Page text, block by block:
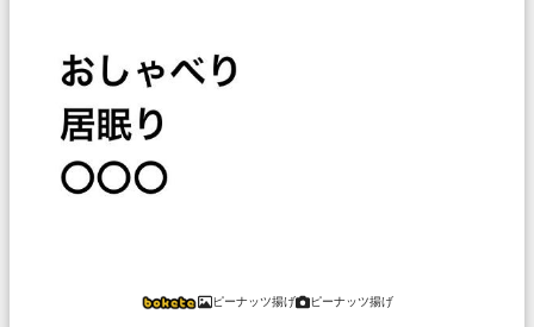
ピーナッツ揚げ ピーナッツ揚げ